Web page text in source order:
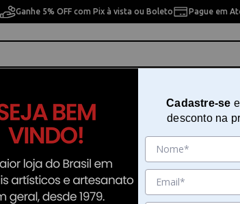
Ganhe 5% OFF com Pix à vista ou Boleto Pague em
Pintura
Borracha para Desenho Pelikan
Cadastre-se
desconto na